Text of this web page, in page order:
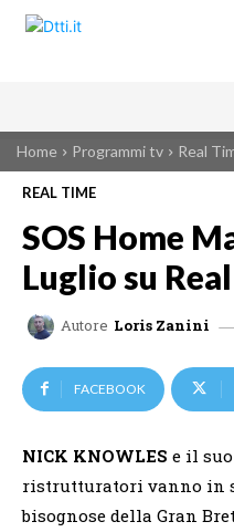
Home Programmi tv Real
REAL TIME
SOS Home
Luglio su
Autore Loris Zanini
FACEBOOK
NICK KNOWLES e il
ristrutturatori vanno in
bisognose della Gran